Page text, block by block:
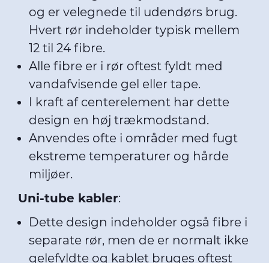
og er velegnede til udendørs brug.
Hvert rør indeholder typisk mellem
12 til 24 fibre.
Alle fibre er i rør oftest fyldt med
vandafvisende gel eller tape.
I kraft af centerelement har dette
design en høj trækmodstand.
Anvendes ofte i områder med fugt
ekstreme temperaturer og hårde
miljøer.
Uni-tube kabler:
Dette design indeholder også fibre i
separate rør, men de er normalt ikke
gelefyldte og kablet bruges oftest